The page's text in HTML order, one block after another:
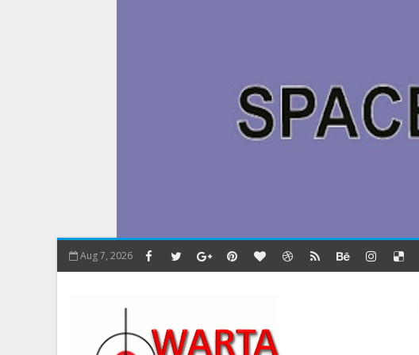
Aug 7, 2026